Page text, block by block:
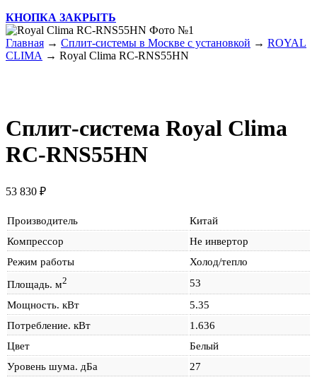
КНОПКА ЗАКРЫТЬ
Главная → Сплит-системы в Москве с установкой → ROYAL
CLIMA → Royal Clima RC-RNS55HN
Сплит-система Royal Clima
RC-RNS55HN
53 830 ₽
Производитель
Китай
Компрессор
Не инвертор
Режим работы
Холод/тепло
Площадь. м2
53
Мощность. кВт
5.35
Потребление. кВт
1.636
Цвет
Белый
Уровень шума. дБа
27